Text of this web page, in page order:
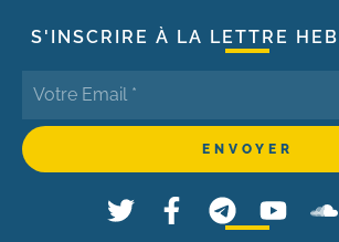
S'INSCRIRE À LA LETTRE